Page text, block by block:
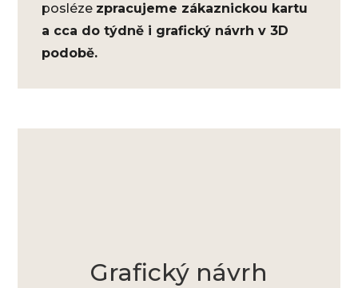
posléze zpracujeme zákaznickou kartu
a cca do týdně i grafický návrh v 3D
podobě.
Grafický návrh